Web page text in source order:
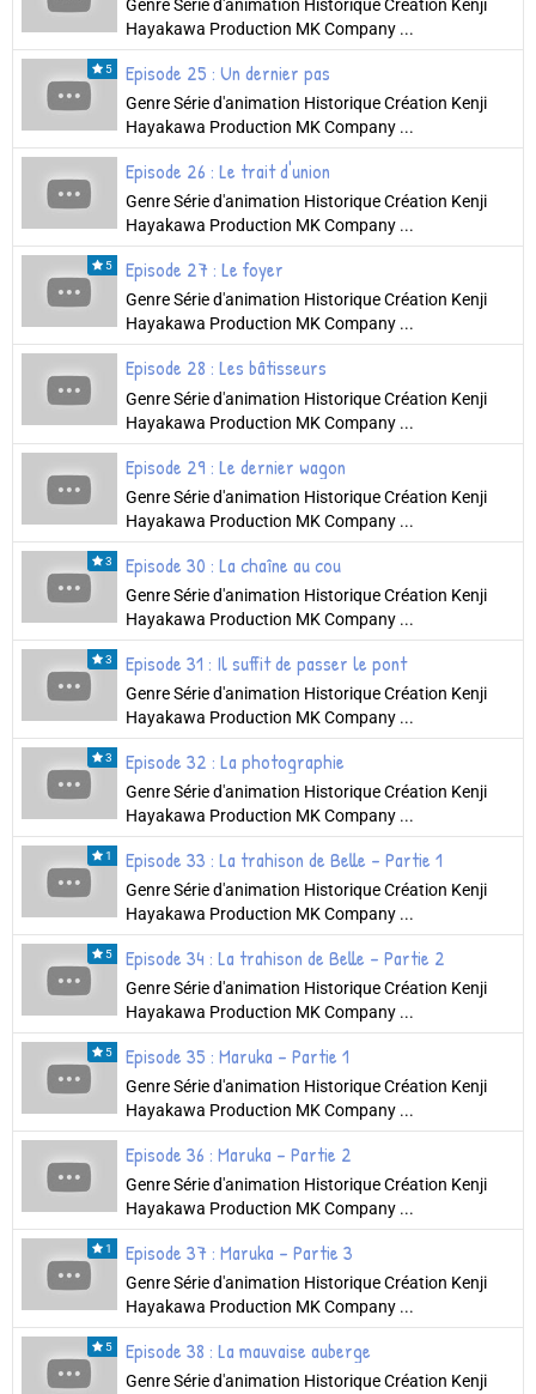
Genre Série d'animation Historique Création Kenji
Hayakawa Production MK Company ...
5 Episode 25 : Un dernier pas
Genre Série d'animation Historique Création Kenji
Hayakawa Production MK Company ...
Episode 26 : Le trait d'union
Genre Série d'animation Historique Création Kenji
Hayakawa Production MK Company ...
5 Episode 27 : Le foyer
Genre Série d'animation Historique Création Kenji
Hayakawa Production MK Company ...
Episode 28 : Les bâtisseurs
Genre Série d'animation Historique Création Kenji
Hayakawa Production MK Company ...
Episode 29 : Le dernier wagon
Genre Série d'animation Historique Création Kenji
Hayakawa Production MK Company ...
3 Episode 30 : La chaîne au cou
Genre Série d'animation Historique Création Kenji
Hayakawa Production MK Company ...
3 Episode 31 : Il suffit de passer le pont
Genre Série d'animation Historique Création Kenji
Hayakawa Production MK Company ...
3 Episode 32 : La photographie
Genre Série d'animation Historique Création Kenji
Hayakawa Production MK Company ...
1 Episode 33 : La trahison de Belle - Partie 1
Genre Série d'animation Historique Création Kenji
Hayakawa Production MK Company ...
5 Episode 34 : La trahison de Belle - Partie 2
Genre Série d'animation Historique Création Kenji
Hayakawa Production MK Company ...
5 Episode 35 : Maruka - Partie 1
Genre Série d'animation Historique Création Kenji
Hayakawa Production MK Company ...
Episode 36 : Maruka - Partie 2
Genre Série d'animation Historique Création Kenji
Hayakawa Production MK Company ...
1 Episode 37 : Maruka - Partie 3
Genre Série d'animation Historique Création Kenji
Hayakawa Production MK Company ...
5 Episode 38 : La mauvaise auberge
Genre Série d'animation Historique Création Kenji